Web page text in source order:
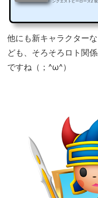
ズ2」にはバルザックや
トヒーローズ2」に新た
他にも新キャラクター
ども、そろそろロト関
ですね（；^ω^）